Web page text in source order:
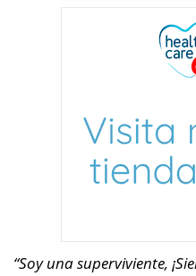
“Soy una superviviente,